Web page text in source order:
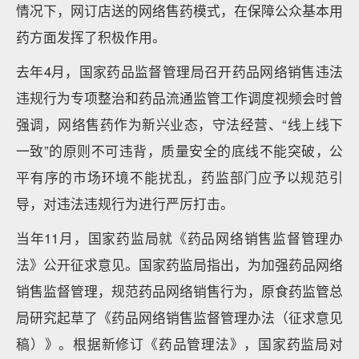
情况下，网订店送的网络售药模式，在保障公众基本用
药方面发挥了积极作用。
去年4月，国家药品监督管理局召开药品网络销售违法
违规行为专项整治和药品流通监管工作调度视频会时曾
强调，网络售药作为新兴业态，守法经营、“线上线下
一致”的原则不可违背，质量安全的底线不能突破，公
平有序的市场环境不能扰乱，药监部门应予以规范引
导，对违法违规行为进行严厉打击。
当年11月，国家药监局就《药品网络销售监督管理办
法》公开征求意见。国家药监局指出，为加强药品网络
销售监督管理，规范药品网络销售行为，原食药监管总
局研究起草了《药品网络销售监督管理办法（征求意见
稿）》。根据新修订《药品管理法》，国家药监局对